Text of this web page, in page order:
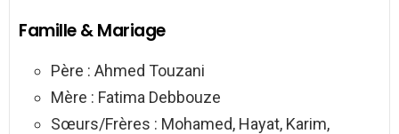
Famille & Mariage
Père : Ahmed Touzani
Mère : Fatima Debbouze
Sœurs/Frères : Mohamed, Hayat, Karim,